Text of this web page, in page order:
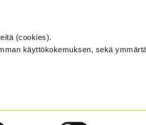
(cookies).
käyttökokemuksen, sekä
KOULUTUS & TAPAHTUMAT
AJANKOHTAISTA